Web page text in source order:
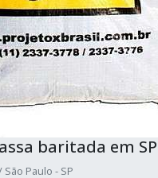
baritada em SP
São Paulo - SP